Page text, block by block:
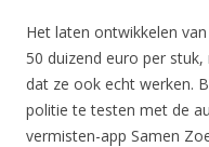
Het laten ontwikkelen
50 duizend euro per
dat ze ook echt werken.
politie te testen met de
vermisten-app Samen